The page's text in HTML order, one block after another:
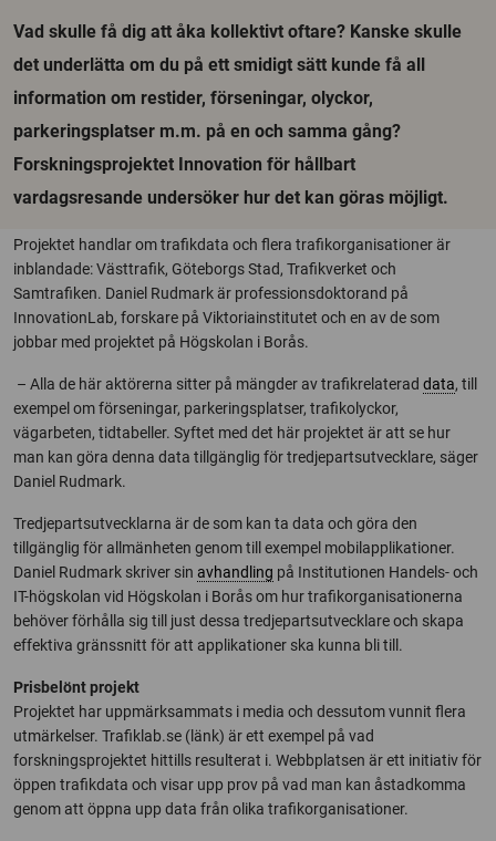
Vad skulle få dig att åka kollektivt oftare? Kanske skulle
det underlätta om du på ett smidigt sätt kunde få all
information om restider, förseningar, olyckor,
parkeringsplatser m.m. på en och samma gång?
Forskningsprojektet Innovation för hållbart
vardagsresande undersöker hur det kan göras möjligt.
Projektet handlar om trafikdata och flera trafikorganisationer är
inblandade: Västtrafik, Göteborgs Stad, Trafikverket och
Samtrafiken. Daniel Rudmark är professionsdoktorand på
InnovationLab, forskare på Viktoriainstitutet och en av de som
jobbar med projektet på Högskolan i Borås.
– Alla de här aktörerna sitter på mängder av trafikrelaterad data, till
exempel om förseningar, parkeringsplatser, trafikolyckor,
vägarbeten, tidtabeller. Syftet med det här projektet är att se hur
man kan göra denna data tillgänglig för tredjepartsutvecklare, säger
Daniel Rudmark.
Tredjepartsutvecklarna är de som kan ta data och göra den
tillgänglig för allmänheten genom till exempel mobilapplikationer.
Daniel Rudmark skriver sin avhandling på Institutionen Handels- och
IT-högskolan vid Högskolan i Borås om hur trafikorganisationerna
behöver förhålla sig till just dessa tredjepartsutvecklare och skapa
effektiva gränssnitt för att applikationer ska kunna bli till.
Prisbelönt projekt
Projektet har uppmärksammats i media och dessutom vunnit flera
utmärkelser. Trafiklab.se (länk) är ett exempel på vad
forskningsprojektet hittills resulterat i. Webbplatsen är ett initiativ för
öppen trafikdata och visar upp prov på vad man kan åstadkomma
genom att öppna upp data från olika trafikorganisationer.